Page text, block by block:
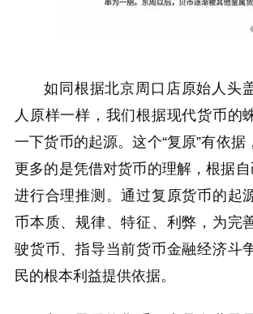
如同根据北京周口店原始人头
人原样一样，我们根据现代货币的
一下货币的起源。这个“复原”有依据
更多的是凭借对货币的理解，根据自
进行合理推测。通过复原货币的起
币本质、规律、特征、利弊，为完
驶货币、指导当前货币金融经济斗
民的根本利益提供依据。